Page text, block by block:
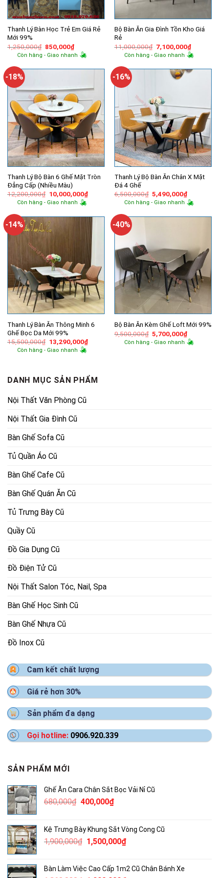
Thanh Lý Bàn Học Trẻ Em Giá Rẻ
Mới 99%
1,250,000₫ Giá
gốc
là:
850,000₫Giá
hiện
tại
850,000₫.
Còn hàng - Giao nhanh
Bộ Bàn Ăn Gia Đình Tồn Kho Giá
Rẻ
11,000,000₫ Giá
gốc
là:
7,100,000₫Giá
hiện
tại
Còn hàng - Giao nhanh
-18%
Thanh Lý Bộ Bàn 6 Ghế Mặt Tròn
Đẳng Cấp (Nhiều Màu)
12,200,000₫ Giá
gốc
là:
10,000,000₫Giá
hiện
10,000,000₫.
Còn hàng - Giao nhanh
-16%
Thanh Lý Bộ Bàn Ăn Chân X Mặt
Đá 4 Ghế
6,500,000₫ Giá
gốc
là:
5,490,000₫Giá
hiện
tại
Còn hàng - Giao nhanh
-14%
Thanh Lý Bàn Ăn Thông Minh 6
Ghế Bọc Da Mới 99%
15,500,000₫ Giá
gốc
là:
13,290,000₫Giá
hiện
Còn hàng - Giao nhanh
-40%
Bộ Bàn Ăn Kèm Ghế Loft Mới 99%
9,500,000₫ Giá
gốc
là:
5,700,000₫Giá
hiện
tại
Còn hàng - Giao nhanh
DANH MỤC SẢN PHẨM
Nội Thất Văn Phòng Cũ
Nội Thất Gia Đình Cũ
Bàn Ghế Sofa Cũ
Tủ Quần Áo Cũ
Bàn Ghế Cafe Cũ
Bàn Ghế Quán Ăn Cũ
Tủ Trưng Bày Cũ
Quầy Cũ
Đồ Gia Dụng Cũ
Đồ Điện Tử Cũ
Nội Thất Salon Tóc, Nail, Spa
Bàn Ghế Học Sinh Cũ
Bàn Ghế Nhựa Cũ
Đồ Inox Cũ
Cam kết chất lượng
Giá rẻ hơn 30%
Sản phẩm đa dạng
Gọi hotline: 0906.920.339
SẢN PHẨM MỚI
Ghế Ăn Cara Chân Sắt Bọc Vải Nỉ Cũ
680,000₫ Giá
680,000₫.
400,000₫Giá
là:
400,000₫.
Kệ Trưng Bày Khung Sắt Vòng Cong Cũ
1,900,000₫ Giá
1,900,000₫.
1,500,000₫Giá
là:
Bàn Làm Việc Cao Cấp 1m2 Cũ Chân Bánh Xe